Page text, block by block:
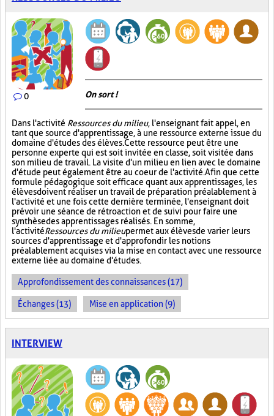
0 On sort !
Dans l'activité Ressources du milieu, l'enseignant fait appel, en
tant que source d'apprentissage, à une ressource externe issue du
domaine d'études des élèves. Cette ressource peut être une
personne experte qui est soit invitée en classe, soit visitée dans
son milieu de travail. La visite d'un milieu en lien avec le domaine
d'étude peut également être au coeur de l'activité. Afin que cette
formule pédagogique soit efficace quant aux apprentissages, les
élèves doivent réaliser un travail de préparation préalablement à
l'activité et une fois cette dernière terminée, l'enseignant doit
prévoir une séance de rétroaction et de suivi pour faire une
synthèse des apprentissages réalisés. En somme,
l'activitéRessources du milieupermet aux élèves de varier leurs
sources d'apprentissage et d'approfondir les notions
préalablement acquises via la mise en contact avec une ressource
externe liée au domaine d'études.
Approfondissement des connaissances (17)
Échanges (13) Mise en application (9)
INTERVIEW